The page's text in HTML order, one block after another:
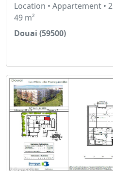
Location • Appartement •
49 m²
Douai (59500)